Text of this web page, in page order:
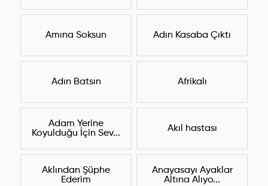
Amına Soksun Adın Kasaba Çıktı
Adın Batsın Afrikalı
Adam Yerine
Koyulduğu İçin Sev...
Akıl hastası
Aklından Şüphe
Ederim
Anayasayı Ayaklar
Altına Alıyo...